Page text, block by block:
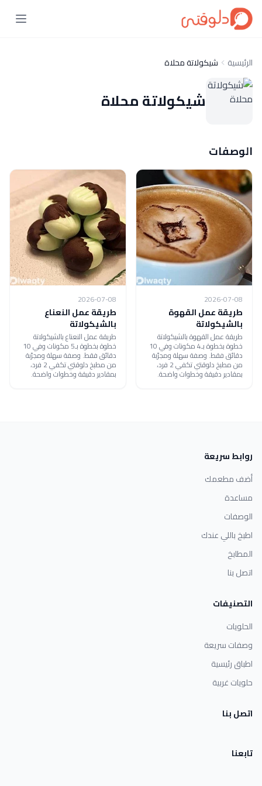
الرئيسية شيكولاتة محلاة
شيكولاتة محلاة
الوصفات
2026-07-08
طريقة عمل القهوة
بالشيكولاتة
طريقة عمل القهوة بالشيكولاتة
خطوة بخطوة بـ4 مكونات وفي 10
دقائق فقط. وصفة سهلة ومجرّبة
من مطبخ دلوقتي تكفي 2 فرد،
بمقادير دقيقة وخطوات واضحة.
2026-07-08
طريقة عمل النعناع
بالشيكولاتة
طريقة عمل النعناع بالشيكولاتة
خطوة بخطوة بـ5 مكونات وفي 10
دقائق فقط. وصفة سهلة ومجرّبة
من مطبخ دلوقتي تكفي 2 فرد،
بمقادير دقيقة وخطوات واضحة.
روابط سريعة
أضف مطعمك
مساعدة
الوصفات
اطبخ باللي عندك
المطابخ
اتصل بنا
التصنيفات
الحلويات
وصفات سريعة
اطباق رئيسية
حلويات غربية
اتصل بنا
تابعنا